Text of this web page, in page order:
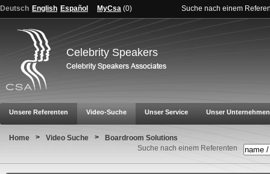
Deutsch English Español MyCsa (0) Suche nach einem
Celebrity Speakers
Unsere Referenten Video-Suche Unser Service Unser Unternehmen
Home > Video Suche >
Boardroom Solutions
Suche nach einem Referenten